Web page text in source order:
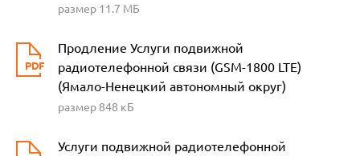
размер 11.7 МБ
Продление Услуги подвижной
радиотелефонной связи (GSM-1800 LTE)
(Ямало-Ненецкий автономный округ)
размер 848 кБ
Услуги подвижной радиотелефонной